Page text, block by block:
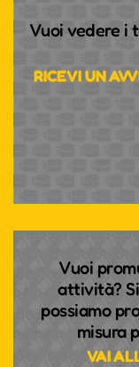
Vuoi vedere i
RICEVI UN
Vuoi
attività?
possiamo
misura
VAI